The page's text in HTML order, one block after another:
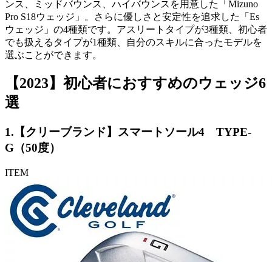
ンス、ミッドバウンス、ハイバウンスを用意した「Mizuno
Pro S18ウェッジ」。さらに優しさと安定性を追求した「Es
ウェッジ」の4種類です。アスリートタイプが3種類、初心者
でも扱えるタイプが1種類、自分のスキルに合ったモデルを
選ぶことができます。
【2023】初心者におすすめのウェッジ6
選
1.【クリーブランド】スマートソール4 TYPE-
G（50度）
ITEM